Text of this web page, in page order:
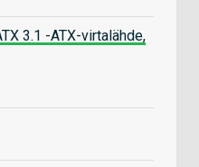
3.1 -ATX-virtalähde,